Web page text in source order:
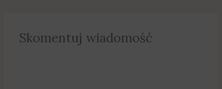
Skomentuj wiadomość